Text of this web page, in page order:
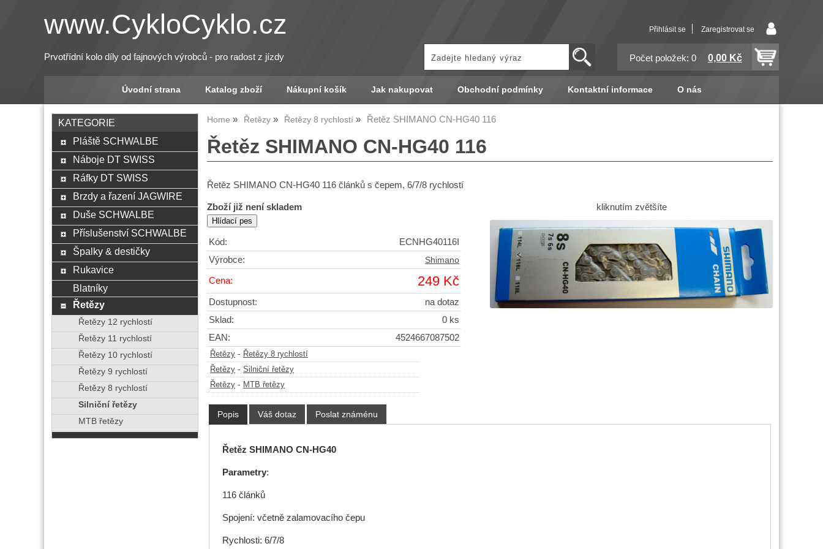
Přihlásit se Zaregistrovat se
Počet položek: 0 0,00 Kč
www.CykloCyklo.cz
Prvotřídní kolo díly od fajnových výrobců - pro radost z jízdy
Úvodní strana Katalog zboží Nákupní košík Jak nakupovat Obchodní podmínky Kontaktní informace O nás
Home Řetězy Řetězy 8 rychlostí Řetěz SHIMANO CN-HG40 116
Řetěz SHIMANO CN-HG40 116
Řetěz SHIMANO CN-HG40 116 článků s čepem, 6/7/8 rychlostí
kliknutím zvětšíte
Zboží již není skladem
Kód:
ECNHG40116I
Výrobce:
Shimano
Cena: 249 Kč
Dostupnost:
na dotaz
Sklad:
0 ks
EAN:
4524667087502
Řetězy - Řetězy 8 rychlostí
Řetězy - Silniční řetězy
Řetězy - MTB řetězy
Popis Váš dotaz Poslat známénu
Řetěz SHIMANO CN-HG40
Parametry:
116 článků
Spojení: včetně zalamovacího čepu
Rychlosti: 6/7/8
KATEGORIE
Pláště SCHWALBE
Náboje DT SWISS
Ráfky DT SWISS
Brzdy a řazení JAGWIRE
Duše SCHWALBE
Příslušenství SCHWALBE
Špalky & destičky
Rukavice
Blatníky
Řetězy
Řetězy 12 rychlostí
Řetězy 11 rychlostí
Řetězy 10 rychlostí
Řetězy 9 rychlostí
Řetězy 8 rychlostí
Silniční řetězy
MTB řetězy